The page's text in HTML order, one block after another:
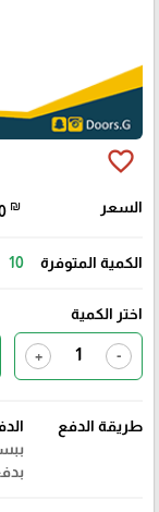
favorite_border
السعر ₪
الكمية المتوفرة 10
اختر الكمية
-
+
طريقة الدفع